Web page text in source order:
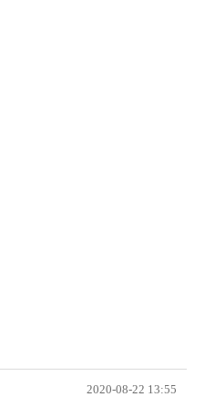
2020-08-22 13:55